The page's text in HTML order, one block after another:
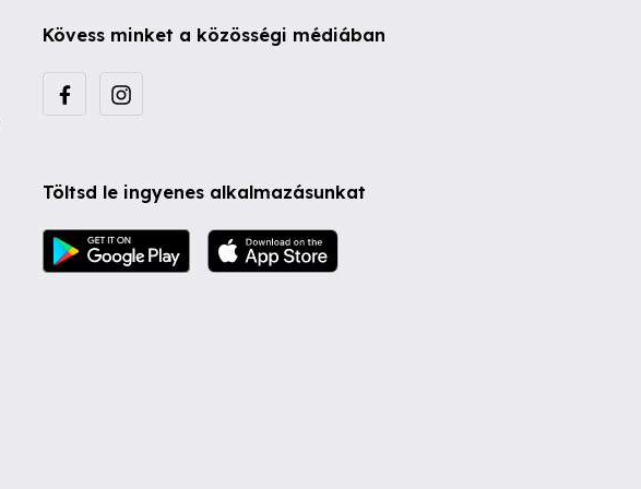
Kövess minket a közösségi médiában
Töltsd le ingyenes alkalmazásunkat